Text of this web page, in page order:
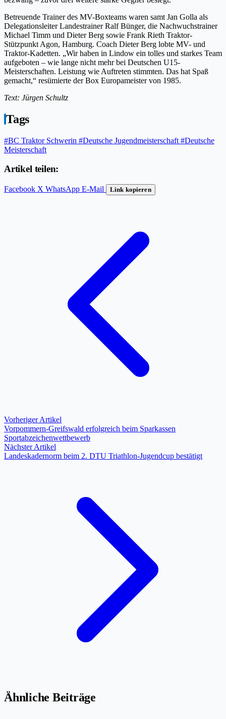
Betreuende Trainer des MV-Boxteams waren samt Jan Golla als
Delegationsleiter Landestrainer Ralf Bünger, die Nachwuchstrainer
Michael Timm und Dieter Berg sowie Frank Rieth Traktor-
Stützpunkt Agon, Hamburg. Coach Dieter Berg lobte MV- und
Traktor-Kadetten. „Wir haben in Lindow ein tolles und starkes Team
aufgeboten – wie lange nicht mehr bei Deutschen U15-
Meisterschaften. Leistung wie Auftreten stimmten. Das hat Spaß
gemacht,“ resümierte der Box Europameister von 1985.
Text: Jürgen Schultz
Tags
#BC Traktor Schwerin #Deutsche Jugendmeisterschaft #Deutsche
Meisterschaft
Artikel teilen:
Facebook X WhatsApp E-Mail Link kopieren
Vorheriger Artikel
Vorpommern-Greifswald erfolgreich beim Sparkassen
Sportabzeichenwettbewerb
Nächster Artikel
Landeskadernorm beim 2. DTU Triathlon-Jugendcup bestätigt
Ähnliche Beiträge